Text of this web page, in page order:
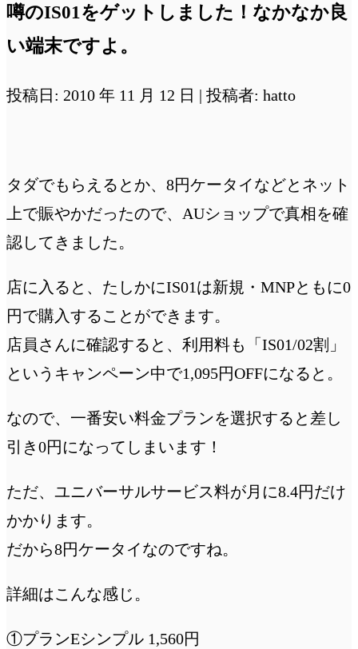
噂のIS01をゲットしました！なかなか良
い端末ですよ。
投稿日: 2010 年 11 月 12 日 | 投稿者: hatto
タダでもらえるとか、8円ケータイなどとネット
上で賑やかだったので、AUショップで真相を確
認してきました。
店に入ると、たしかにIS01は新規・MNPともに0
円で購入することができます。
店員さんに確認すると、利用料も「IS01/02割」
というキャンペーン中で1,095円OFFになると。
なので、一番安い料金プランを選択すると差し
引き0円になってしまいます！
ただ、ユニバーサルサービス料が月に8.4円だけ
かかります。
だから8円ケータイなのですね。
詳細はこんな感じ。
①プランEシンプル 1,560円